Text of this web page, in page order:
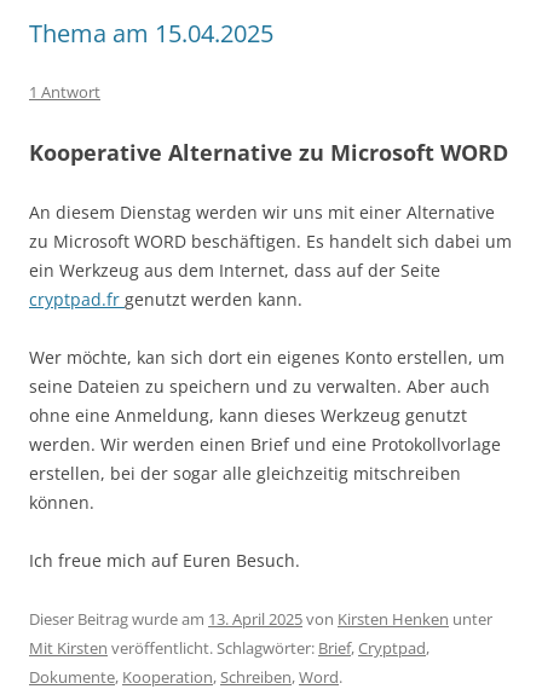
Thema am 15.04.2025
1 Antwort
Kooperative Alternative zu Microsoft WORD
An diesem Dienstag werden wir uns mit einer Alternative
zu Microsoft WORD beschäftigen. Es handelt sich dabei um
ein Werkzeug aus dem Internet, dass auf der Seite
cryptpad.fr genutzt werden kann.
Wer möchte, kan sich dort ein eigenes Konto erstellen, um
seine Dateien zu speichern und zu verwalten. Aber auch
ohne eine Anmeldung, kann dieses Werkzeug genutzt
werden. Wir werden einen Brief und eine Protokollvorlage
erstellen, bei der sogar alle gleichzeitig mitschreiben
können.
Ich freue mich auf Euren Besuch.
Dieser Beitrag wurde am 13. April 2025von Kirsten Henken unter
Mit Kirsten veröffentlicht. Schlagwörter: Brief,Cryptpad,
Dokumente, Kooperation,Schreiben,Word.